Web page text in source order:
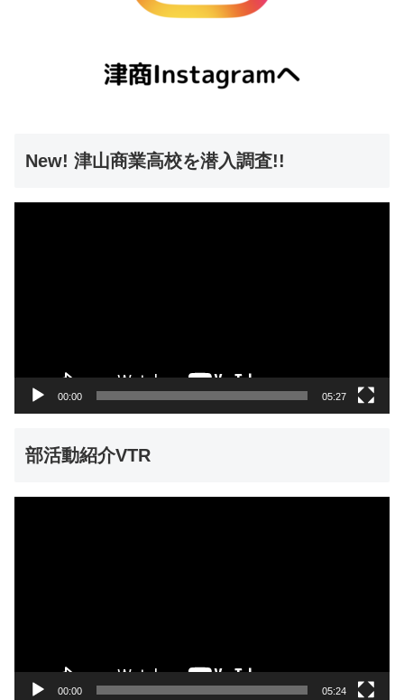
New! 津山商業高校を潜入調査!!
00:00 05:27
部活動紹介VTR
00:00 05:24